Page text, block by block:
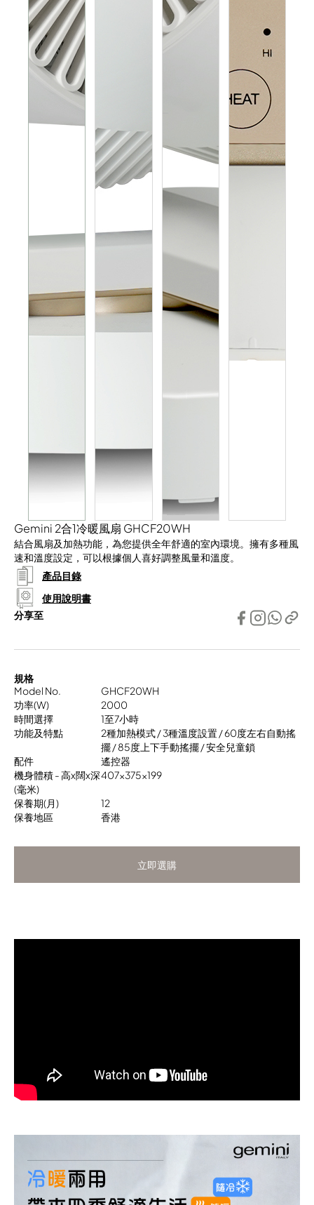
Gemini 2合1冷暖風扇 GHCF20WH
結合風扇及加熱功能，為您提供全年舒適的室內環境。擁有多種風
速和溫度設定，可以根據個人喜好調整風量和溫度。
產品目錄
使用說明書
分享至
規格
Model No.
GHCF20WH
功率(W)
2000
時間選擇
1至7小時
功能及特點
2種加熱模式 / 3種溫度設置 / 60度左右自動搖
擺 / 85度上下手動搖擺 / 安全兒童鎖
配件
遙控器
機身體積 - 高x闊x深
(毫米)
407x375x199
保養期(月)
12
保養地區
香港
立即選購
立即選購